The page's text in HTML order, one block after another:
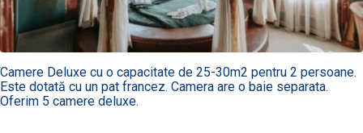
Camere Deluxe cu o capacitate de 25-30m2 pentru 2 persoane.
Este dotată cu un pat francez. Camera are o baie separata.
Oferim 5 camere deluxe.